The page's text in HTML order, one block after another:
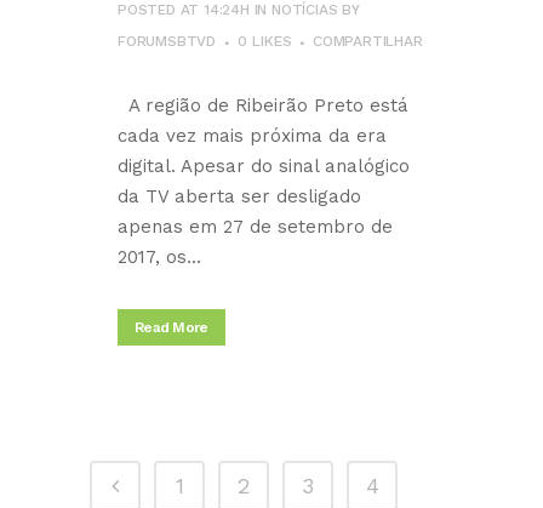
POSTED AT 14:24H IN NOTÍCIAS BY
FORUMSBTVD
0 LIKES COMPARTILHAR
A região de Ribeirão Preto está
cada vez mais próxima da era
digital. Apesar do sinal analógico
da TV aberta ser desligado
apenas em 27 de setembro de
2017, os...
Read More
1 2 3
4